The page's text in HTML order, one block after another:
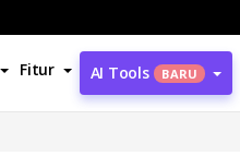
Fitur AI Tools BARU